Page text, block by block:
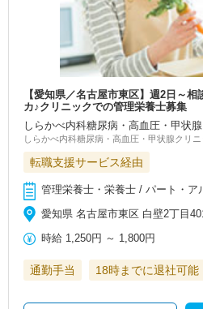
【愛知県／名古屋市東区】週2日～
カ♪クリニックでの管理栄養士募集
しらかべ内科糖尿病・高血圧・甲状
しらかべ内科糖尿病・高血圧・甲状腺クリニ
転職支援サービス経由
管理栄養士・栄養士 / パート・ア
愛知県 名古屋市東区 白壁2丁目
時給 1,250円 ～ 1,800円
通勤手当 18時までに退社可能